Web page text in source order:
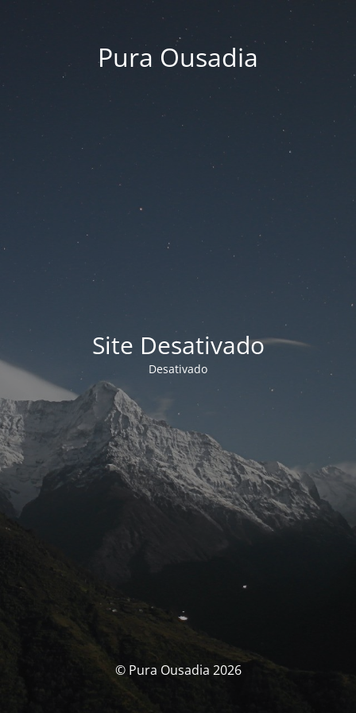
Pura Ousadia
Site Desativado
Desativado
© Pura Ousadia 2026